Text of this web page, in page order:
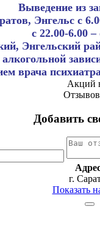
Выведение из
Энгельс с
с 22.00-6.00 –
Энгельский
врача
Акций
Добавить
г.
Показать